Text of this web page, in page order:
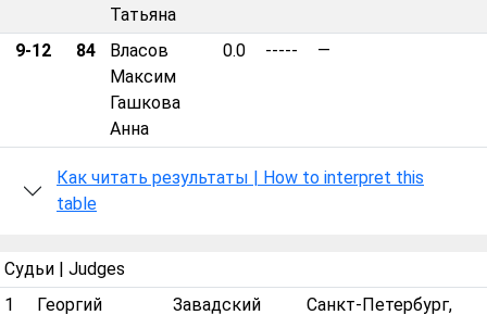
Татьяна
9-12 84
Власов
Максим
Гашкова
Анна
0.0 ----- —
Как читать результаты | How to interpret this
table
Судьи | Judges
1
Георгий Завадский Санкт-Петербург,